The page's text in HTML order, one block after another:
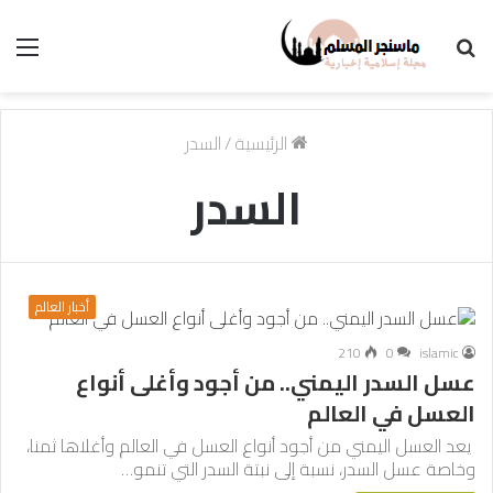
الرئيسية/السدر
السدر
أخبار العالم
islamic
0
210
عسل السدر اليمني.. من أجود وأغلى أنواع
العسل في العالم
يعد العسل اليمني من أجود أنواع العسل في العالم وأغلاها ثمنا،
وخاصة عسل السدر، نسبة إلى نبتة السدر التي تنمو…